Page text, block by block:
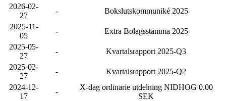
2026-02-
27
-
Bokslutskommuniké 2025
2025-11-
05
-
Extra Bolagsstämma 2025
2025-05-
27
-
Kvartalsrapport 2025-Q3
2025-02-
27
-
Kvartalsrapport 2025-Q2
2024-12-
17
-
X-dag ordinarie utdelning NIDHOG 0.00
SEK